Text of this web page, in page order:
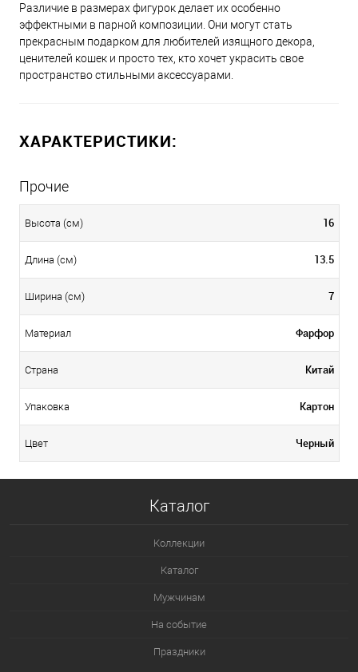
Различие в размерах фигурок делает их особенно
эффектными в парной композиции. Они могут стать
прекрасным подарком для любителей изящного декора,
ценителей кошек и просто тех, кто хочет украсить свое
пространство стильными аксессуарами.
ХАРАКТЕРИСТИКИ:
Прочие
Высота (см) 16
Длина (см) 13.5
Ширина (см) 7
Материал Фарфор
Страна Китай
Упаковка Картон
Цвет Черный
Каталог
Коллекции
Каталог
Мужчинам
На событие
Праздники